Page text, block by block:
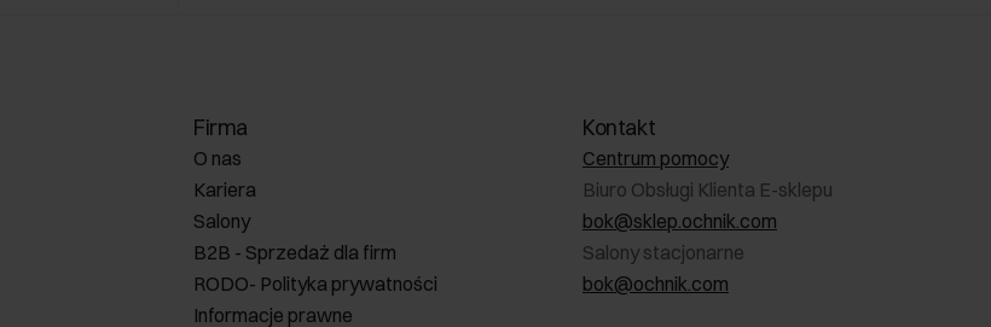
Firma
O nas
Kariera
Salony
B2B - Sprzedaż dla firm
RODO- Polityka prywatności
Informacje prawne
Kontakt
Centrum pomocy
Biuro Obsługi Klienta E-sklepu
bok@sklep.ochnik.com
Salony stacjonarne
bok@ochnik.com